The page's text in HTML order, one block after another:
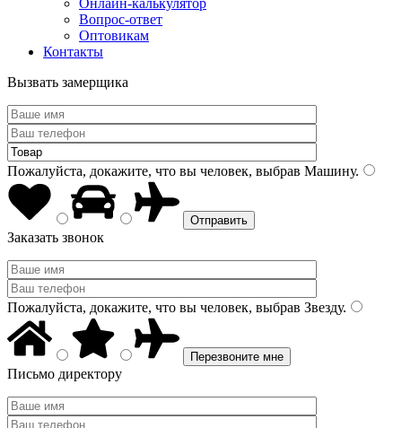
Онлайн-калькулятор
Вопрос-ответ
Оптовикам
Контакты
Вызвать замерщика
Пожалуйста, докажите, что вы человек, выбрав Машину.
Заказать звонок
Пожалуйста, докажите, что вы человек, выбрав Звезду.
Письмо директору